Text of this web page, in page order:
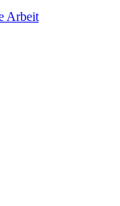
Arbeit